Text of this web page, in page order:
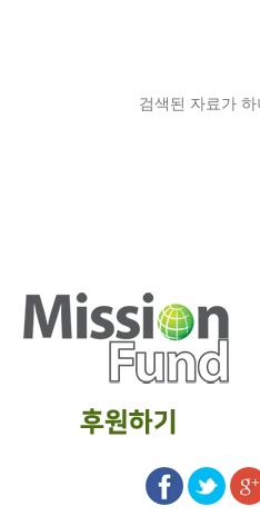
검색된 자료가 하